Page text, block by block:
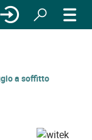
a soffitto